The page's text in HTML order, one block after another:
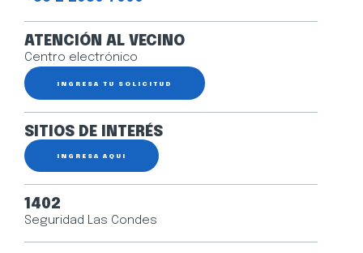
ATENCIÓN AL VECINO
Centro electrónico
INGRESA TU SOLICITUD
SITIOS DE INTERÉS
INGRESA AQUÍ
1402
Seguridad Las Condes